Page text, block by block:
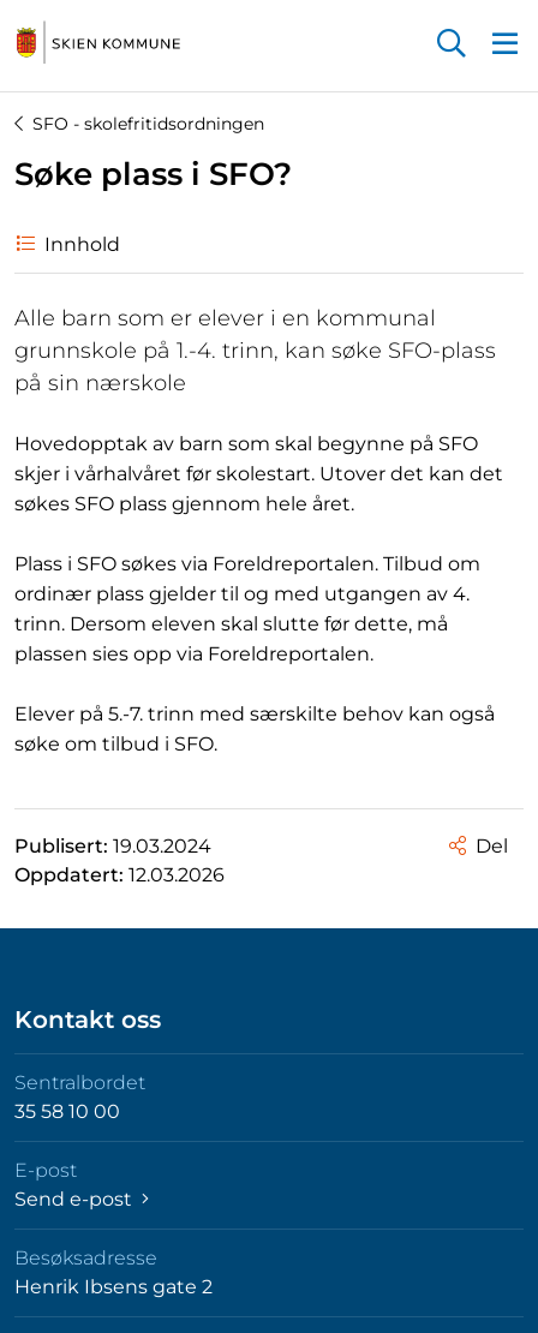
SFO - skolefritidsordningen
Søke plass i SFO?
Innhold
Alle barn som er elever i en kommunal
grunnskole på 1.-4. trinn, kan søke SFO-plass
på sin nærskole
Hovedopptak av barn som skal begynne på SFO
skjer i vårhalvåret før skolestart. Utover det kan det
søkes SFO plass gjennom hele året.
Plass i SFO søkes via Foreldreportalen. Tilbud om
ordinær plass gjelder til og med utgangen av 4.
trinn. Dersom eleven skal slutte før dette, må
plassen sies opp via Foreldreportalen.
Elever på 5.-7. trinn med særskilte behov kan også
søke om tilbud i SFO.
Publisert: 19.03.2024
Oppdatert: 12.03.2026
Del
Kontakt oss
Sentralbordet
35 58 10 00
E-post
Send e-post
Besøksadresse
Henrik Ibsens gate 2